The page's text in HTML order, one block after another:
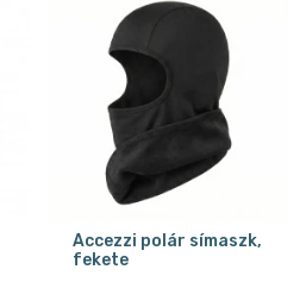
Accezzi polár símaszk,
fekete